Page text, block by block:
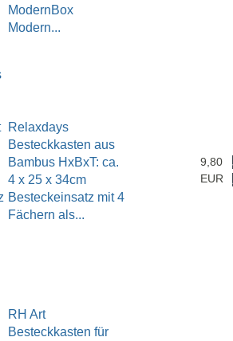
ModernBox
Modern...
Relaxdays
Besteckkasten aus
Bambus HxBxT: ca.
4 x 25 x 34cm
Besteckeinsatz mit 4
Fächern als...
9,80
EUR
RH Art
Besteckkasten für